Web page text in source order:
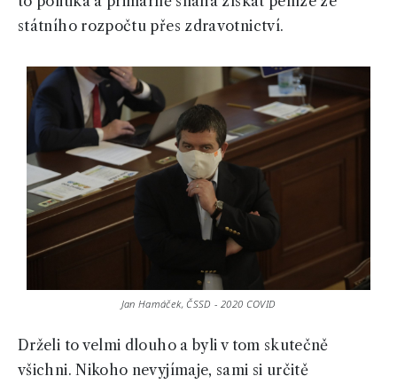
státního rozpočtu přes zdravotnictví.
Jan Hamáček, ČSSD - 2020 COVID
Drželi to velmi dlouho a byli v tom skutečně
všichni. Nikoho nevyjímaje, sami si určitě